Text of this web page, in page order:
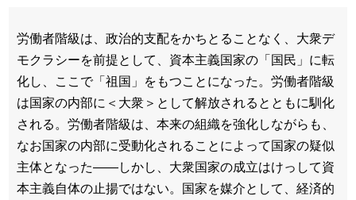
労働者階級は、政治的支配をかちとることなく、大衆デ
モクラシーを前提として、資本主義国家の「国民」に転
化し、ここで「祖国」をもつことになった。労働者階級
は国家の内部に＜大衆＞として解放されるとともに馴化
される。労働者階級は、本来の組織を強化しながらも、
なお国家の内部に受動化されることによって国家の疑似
主体となった――しかし、大衆国家の成立はけっして資
本主義自体の止揚ではない。国家を媒介として、経済的